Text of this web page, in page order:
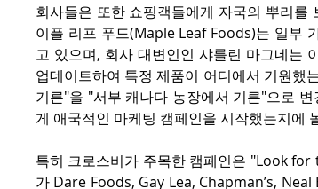
회사들은 또한 쇼핑객들에게 자국의 뿌리를
이플 리프 푸드(Maple Leaf Foods)는 일부
고 있으며, 회사 대변인인 샤를린 마그네는
업데이트하여 특정 제품이 어디에서 기원했
기른"을 "서부 캐나다 농장에서 기른"으로
게 애국적인 마케팅 캠페인을 시작했는지에
특히 크로스비가 주목한 캠페인은 "Look
가 Dare Foods, Gay Lea, Chapman’s,